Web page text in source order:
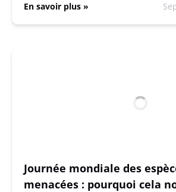
En savoir plus »
Journée mondiale des
menacées : pourquoi cela